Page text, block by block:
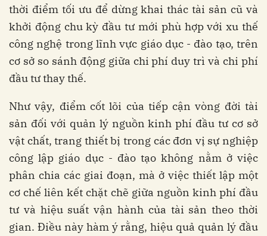
thời điểm tối ưu để dừng khai thác tài sản cũ và
khởi động chu kỳ đầu tư mới phù hợp với xu thế
công nghệ trong lĩnh vực giáo dục - đào tạo, trên
cơ sở so sánh động giữa chi phí duy trì và chi phí
đầu tư thay thế.
Như vậy, điểm cốt lõi của tiếp cận vòng đời tài
sản đối với quản lý nguồn kinh phí đầu tư cơ sở
vật chất, trang thiết bị trong các đơn vị sự nghiệp
công lập giáo dục - đào tạo không nằm ở việc
phân chia các giai đoạn, mà ở việc thiết lập một
cơ chế liên kết chặt chẽ giữa nguồn kinh phí đầu
tư và hiệu suất vận hành của tài sản theo thời
gian. Điều này hàm ý rằng, hiệu quả quản lý đầu